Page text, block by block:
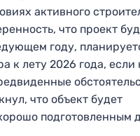
активного
что проект
году,
к лету 2026 года, если
что объект будет
подготовленным